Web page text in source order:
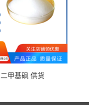
二甲基砜 供货